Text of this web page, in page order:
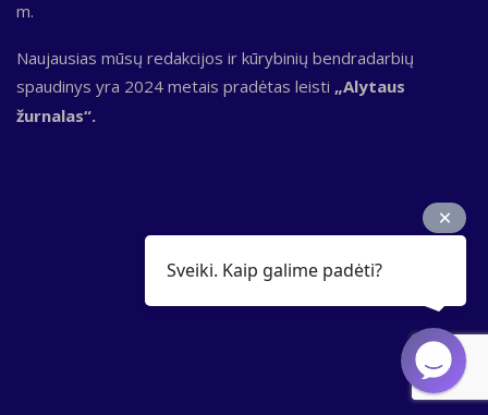
m.
Naujausias mūsų redakcijos ir kūrybinių bendradarbių
spaudinys yra 2024 metais pradėtas leisti „Alytaus
žurnalas“.
Sveiki. Kaip galime padėti?